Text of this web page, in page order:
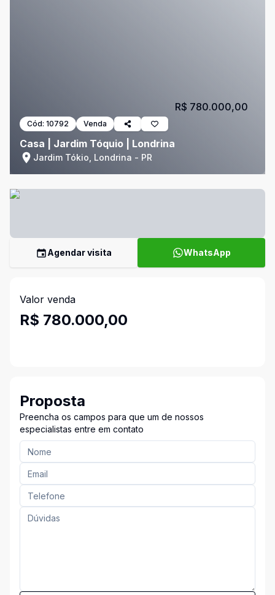
Cód: 10792 Venda
Casa | Jardim Tóquio | Londrina
Jardim Tókio, Londrina - PR
R$ 780.000,00
Agendar visita WhatsApp
Valor venda
R$ 780.000,00
Proposta
Preencha os campos para que um de nossos
especialistas entre em contato